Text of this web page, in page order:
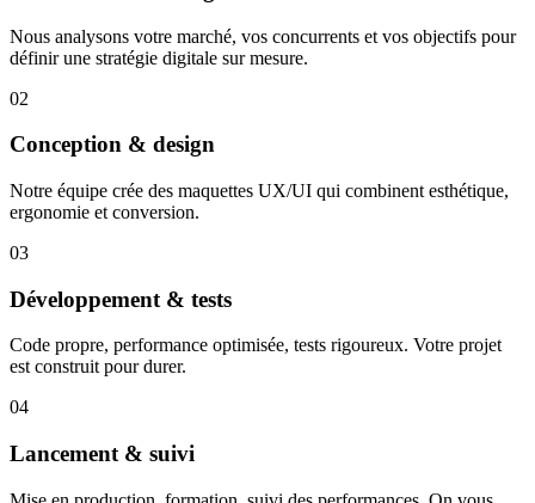
Nous analysons votre marché, vos concurrents et vos objectifs pour
définir une stratégie digitale sur mesure.
02
Conception & design
Notre équipe crée des maquettes UX/UI qui combinent esthétique,
ergonomie et conversion.
03
Développement & tests
Code propre, performance optimisée, tests rigoureux. Votre projet
est construit pour durer.
04
Lancement & suivi